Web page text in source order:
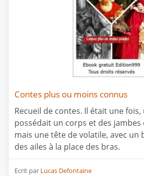
Contes plus ou moins connus
Recueil de contes. Il était une
possédait un corps et des jambes
mais une tête de volatile, avec un
des ailes à la place des bras.
Ecrit par Lucas Defontaine